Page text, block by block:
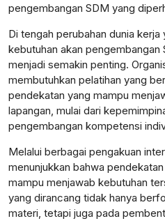
pengembangan SDM yang
Di tengah perubahan dunia
kebutuhan akan pengembangan
menjadi semakin penting.
membutuhkan pelatihan yang
pendekatan yang mampu
lapangan, mulai dari
pengembangan kompetensi
Melalui berbagai pengakuan
menunjukkan bahwa
mampu menjawab kebutuhan
yang dirancang tidak hanya
materi, tetapi juga pada